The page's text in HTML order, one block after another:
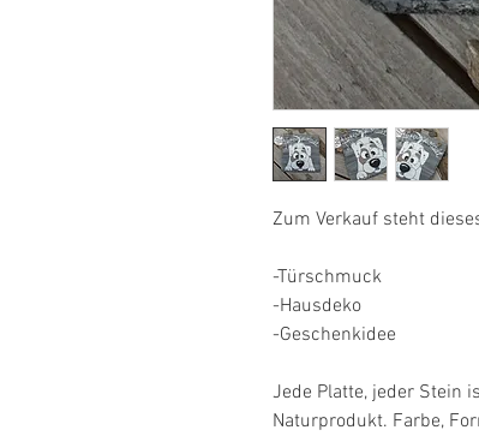
Zum Verkauf steht
-Türschmuck
-Hausdeko
-Geschenkidee
Jede Platte, jeder Stein
Naturprodukt. Farbe,